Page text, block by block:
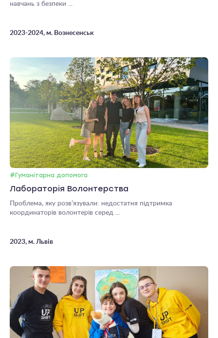
навчань з безпеки ...
2023-2024, м. Вознесенськ
#Гуманітарна допомога
Лабораторія Волонтерства
Проблема, яку розв’язували: недостатня підтримка
координаторів волонтерів серед ...
2023, м. Львів